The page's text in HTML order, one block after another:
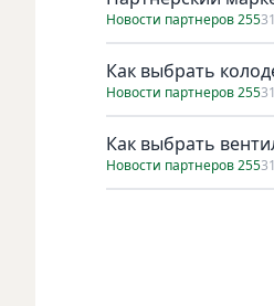
Новости партнеров 255
Как выбрать
Новости партнеров 255
Как выбрать
Новости партнеров 255